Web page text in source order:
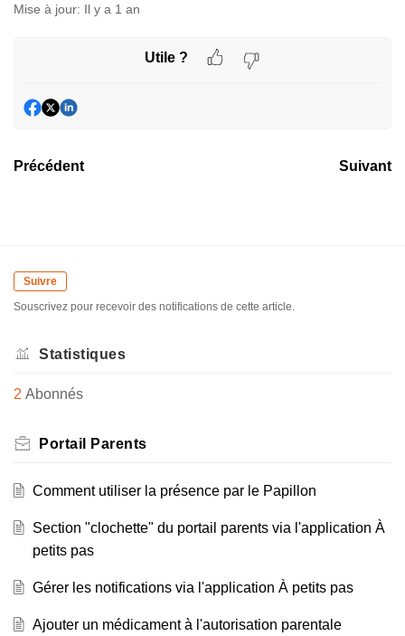
Mise à jour: Il y a 1 an
Utile ?
Précédent Suivant
Suivre
Souscrivez pour recevoir des notifications de cette article.
Statistiques
2 Abonnés
Portail Parents
Comment utiliser la présence par le Papillon
Section "clochette" du portail parents via l'application À
petits pas
Gérer les notifications via l'application À petits pas
Ajouter un médicament à l'autorisation parentale